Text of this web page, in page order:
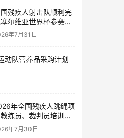
残疾人射击队顺利完
尔维亚世界杯参赛任
年7月31日
动队营养品采购计划
年全国残疾人跳绳项
练员、裁判员培训班
疆伊犁开班
年7月30日